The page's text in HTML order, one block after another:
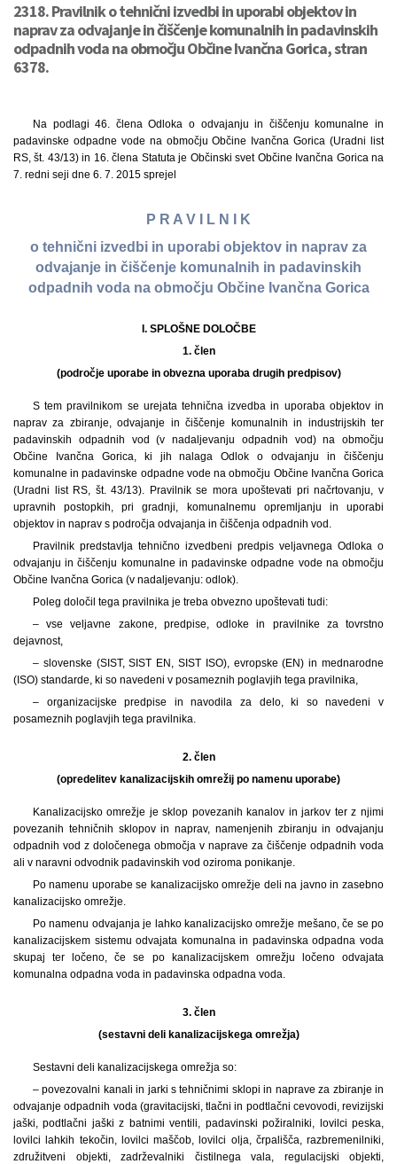
2318. Pravilnik o tehnični izvedbi in uporabi objektov in
naprav za odvajanje in čiščenje komunalnih in padavinskih
odpadnih voda na območju Občine Ivančna Gorica, stran
6378.
Na podlagi 46. člena Odloka o odvajanju in čiščenju komunalne in
padavinske odpadne vode na območju Občine Ivančna Gorica (Uradni list
RS, št. 43/13) in 16. člena Statuta je Občinski svet Občine Ivančna Gorica na
7. redni seji dne 6. 7. 2015 sprejel
P R A V I L N I K
o tehnični izvedbi in uporabi objektov in naprav za
odvajanje in čiščenje komunalnih in padavinskih
odpadnih voda na območju Občine Ivančna Gorica
I. SPLOŠNE DOLOČBE
1. člen
(področje uporabe in obvezna uporaba drugih predpisov)
S tem pravilnikom se urejata tehnična izvedba in uporaba objektov in
naprav za zbiranje, odvajanje in čiščenje komunalnih in industrijskih ter
padavinskih odpadnih vod (v nadaljevanju odpadnih vod) na območju
Občine Ivančna Gorica, ki jih nalaga Odlok o odvajanju in čiščenju
komunalne in padavinske odpadne vode na območju Občine Ivančna Gorica
(Uradni list RS, št. 43/13). Pravilnik se mora upoštevati pri načrtovanju, v
upravnih postopkih, pri gradnji, komunalnemu opremljanju in uporabi
objektov in naprav s področja odvajanja in čiščenja odpadnih vod.
Pravilnik predstavlja tehnično izvedbeni predpis veljavnega Odloka o
odvajanju in čiščenju komunalne in padavinske odpadne vode na območju
Občine Ivančna Gorica (v nadaljevanju: odlok).
Poleg določil tega pravilnika je treba obvezno upoštevati tudi:
– vse veljavne zakone, predpise, odloke in pravilnike za tovrstno
dejavnost,
– slovenske (SIST, SIST EN, SIST ISO), evropske (EN) in mednarodne
(ISO) standarde, ki so navedeni v posameznih poglavjih tega pravilnika,
– organizacijske predpise in navodila za delo, ki so navedeni v
posameznih poglavjih tega pravilnika.
2. člen
(opredelitev kanalizacijskih omrežij po namenu uporabe)
Kanalizacijsko omrežje je sklop povezanih kanalov in jarkov ter z njimi
povezanih tehničnih sklopov in naprav, namenjenih zbiranju in odvajanju
odpadnih vod z določenega območja v naprave za čiščenje odpadnih voda
ali v naravni odvodnik padavinskih vod oziroma ponikanje.
Po namenu uporabe se kanalizacijsko omrežje deli na javno in zasebno
kanalizacijsko omrežje.
Po namenu odvajanja je lahko kanalizacijsko omrežje mešano, če se po
kanalizacijskem sistemu odvajata komunalna in padavinska odpadna voda
skupaj ter ločeno, če se po kanalizacijskem omrežju ločeno odvajata
komunalna odpadna voda in padavinska odpadna voda.
3. člen
(sestavni deli kanalizacijskega omrežja)
Sestavni deli kanalizacijskega omrežja so:
– povezovalni kanali in jarki s tehničnimi sklopi in naprave za zbiranje in
odvajanje odpadnih voda (gravitacijski, tlačni in podtlačni cevovodi, revizijski
jaški, podtlačni jaški z batnimi ventili, padavinski požiralniki, lovilci peska,
lovilci lahkih tekočin, lovilci maščob, lovilci olja, črpališča, razbremenilniki,
združitveni objekti, zadrževalniki čistilnega vala, regulacijski objekti,